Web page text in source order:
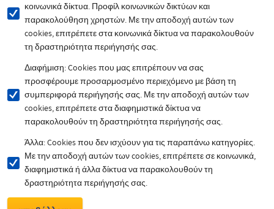
κοινωνικά δίκτυα. Προφίλ κοινωνικών δικτύων και
παρακολούθηση χρηστών. Με την αποδοχή αυτών των
cookies, επιτρέπετε στα κοινωνικά δίκτυα να παρακολουθούν
τη δραστηριότητα περιήγησής σας.
Διαφήμιση: Cookies που μας επιτρέπουν να σας
προσφέρουμε προσαρμοσμένο περιεχόμενο με βάση τη
συμπεριφορά περιήγησής σας. Με την αποδοχή αυτών των
cookies, επιτρέπετε στα διαφημιστικά δίκτυα να
παρακολουθούν τη δραστηριότητα περιήγησής σας.
Άλλα: Cookies που δεν ισχύουν για τις παραπάνω κατηγορίες.
Με την αποδοχή αυτών των cookies, επιτρέπετε σε κοινωνικά,
διαφημιστικά ή άλλα δίκτυα να παρακολουθούν τη
δραστηριότητα περιήγησής σας.